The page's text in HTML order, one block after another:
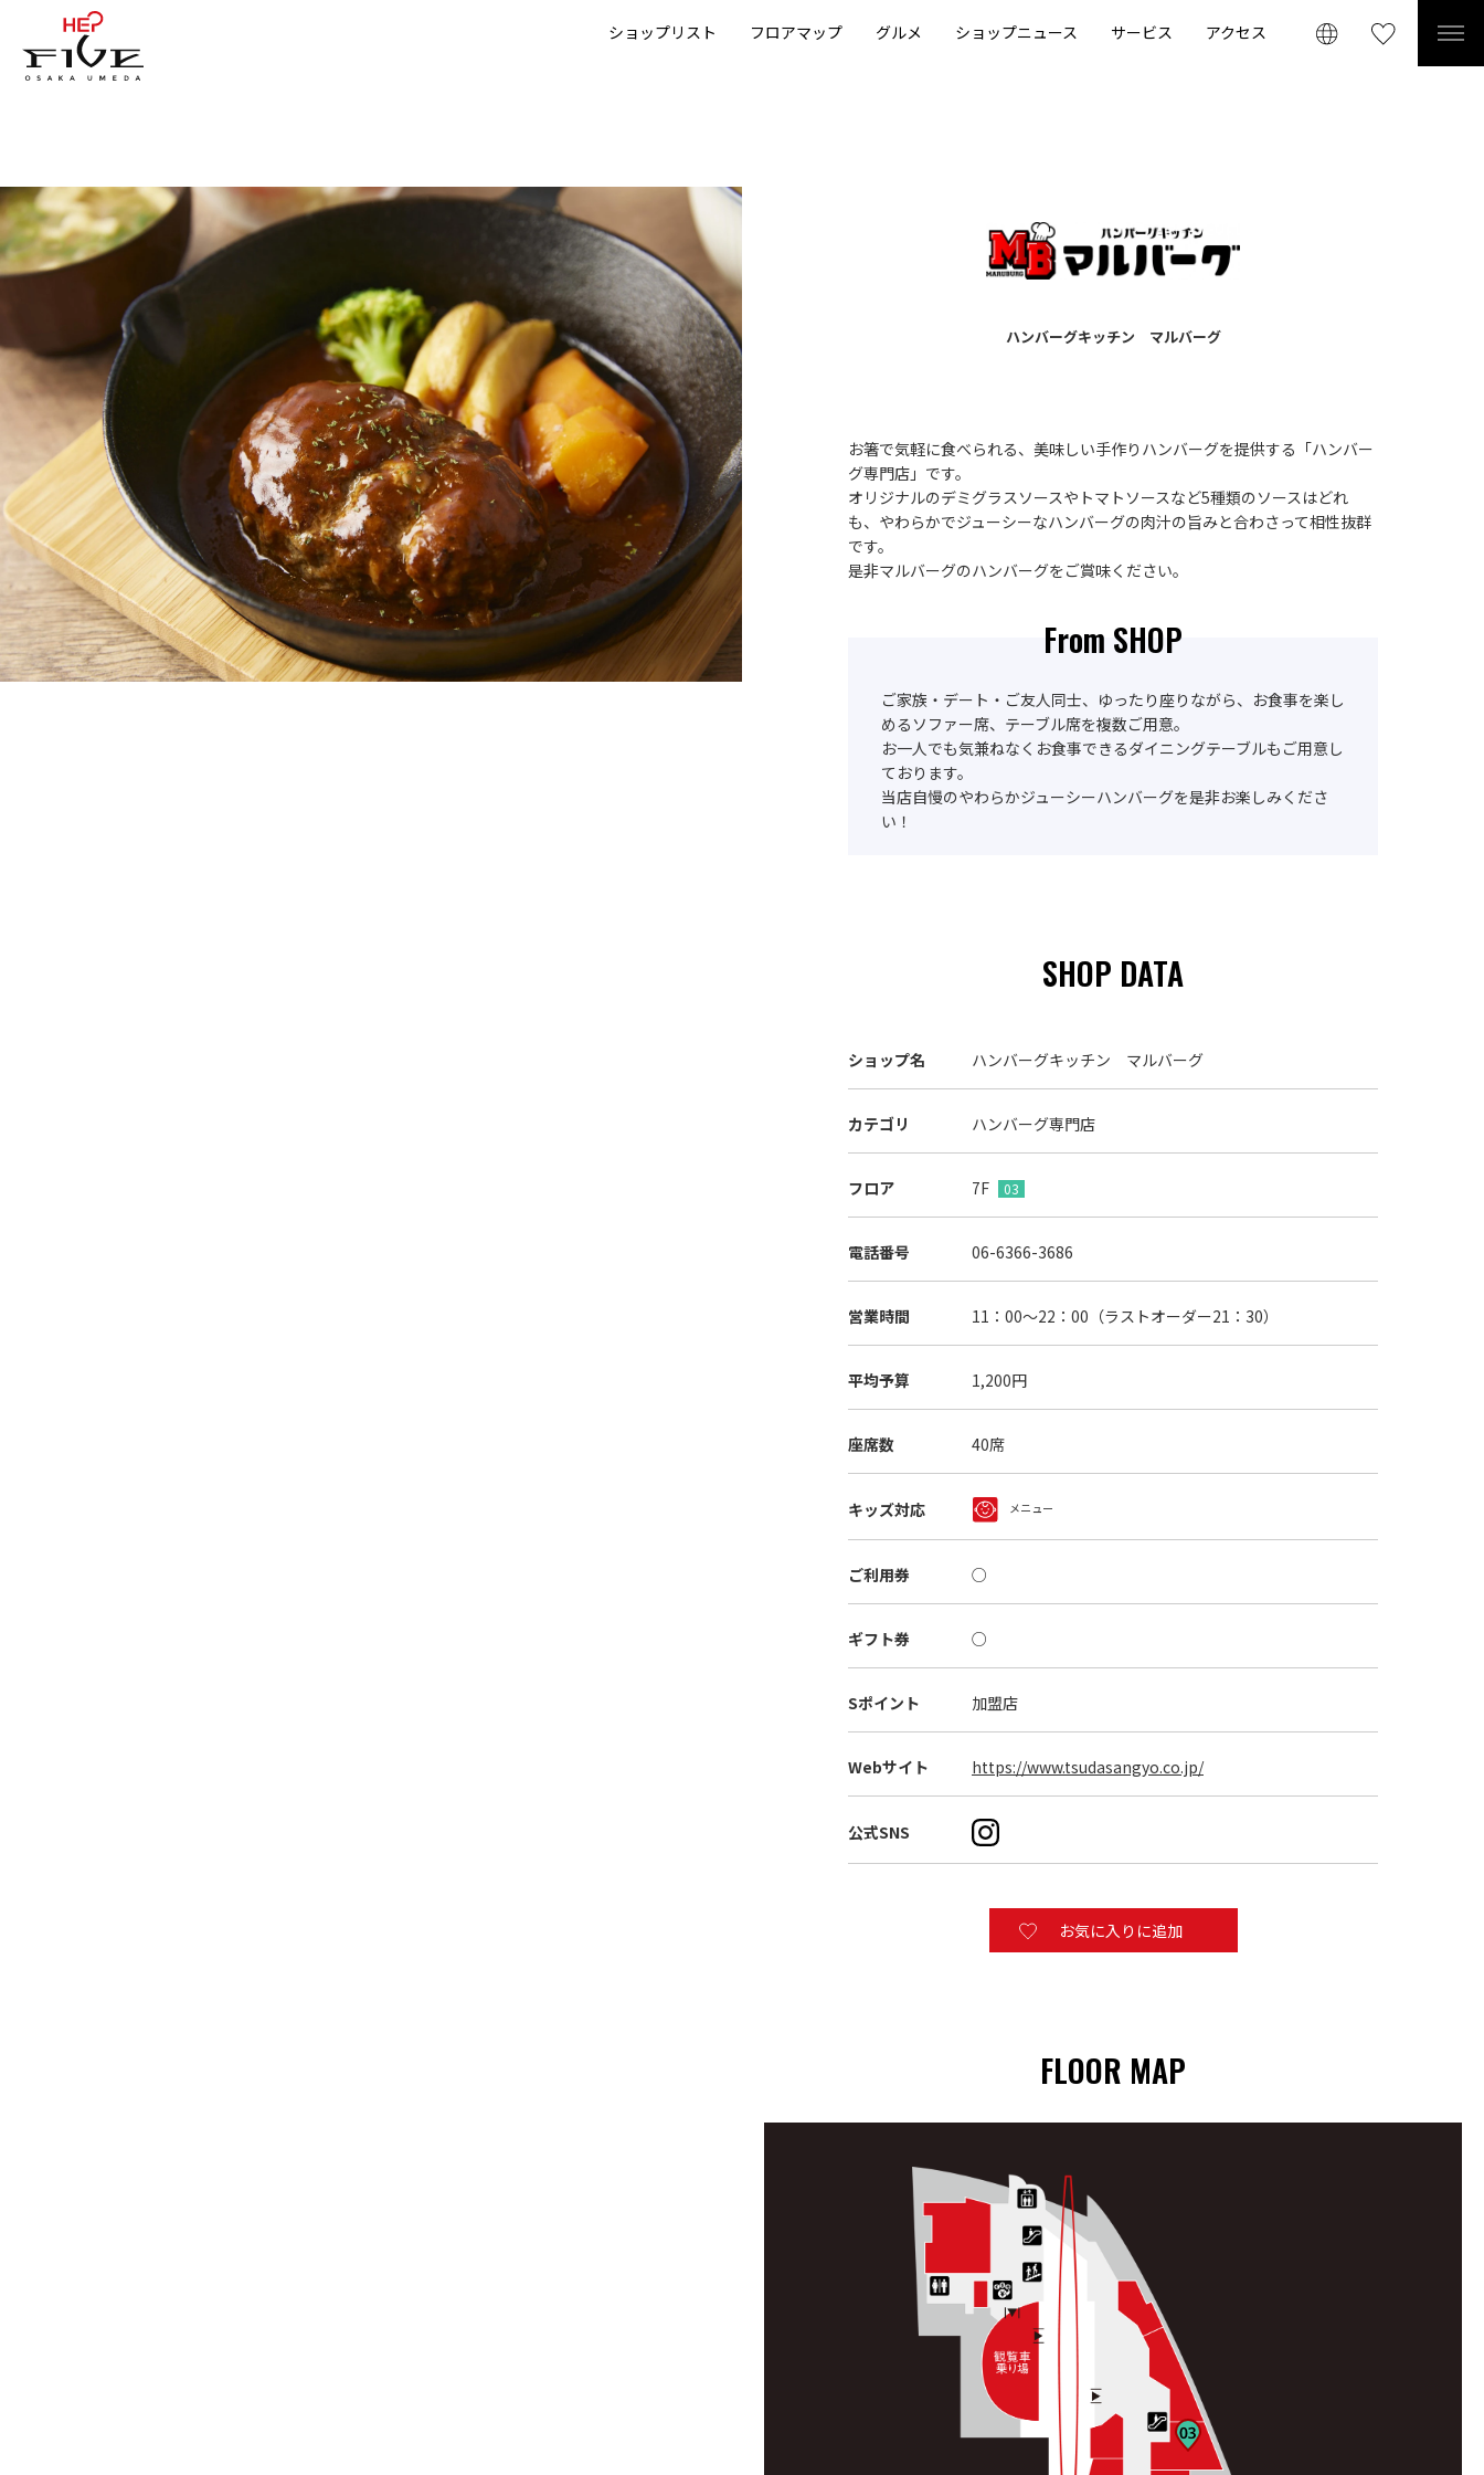
ショップリスト フロアマップ グルメ ショップニュース サービス アクセス
ハンバーグキッチン マルバーグ
お箸で気軽に食べられる、美味しい手作りハンバーグを提供する「ハンバー
グ専門店」です。
オリジナルのデミグラスソースやトマトソースなど5種類のソースはどれ
も、やわらかでジューシーなハンバーグの肉汁の旨みと合わさって相性抜群
です。
是非マルバーグのハンバーグをご賞味ください。
From SHOP
ご家族・デート・ご友人同士、ゆったり座りながら、お食事を楽し
めるソファー席、テーブル席を複数ご用意。
お一人でも気兼ねなくお食事できるダイニングテーブルもご用意し
ております。
当店自慢のやわらかジューシーハンバーグを是非お楽しみくださ
い！
SHOP DATA
ショップ名 ハンバーグキッチン マルバーグ
カテゴリ ハンバーグ専門店
フロア 7F 03
電話番号 06-6366-3686
営業時間 11：00～22：00（ラストオーダー21：30）
平均予算 1,200円
座席数 40席
キッズ対応 メニュー
ご利用券 ○
ギフト券 ○
Sポイント 加盟店
Webサイト https://www.tsudasangyo.co.jp/
公式SNS
お気に入りに追加
FLOOR MAP